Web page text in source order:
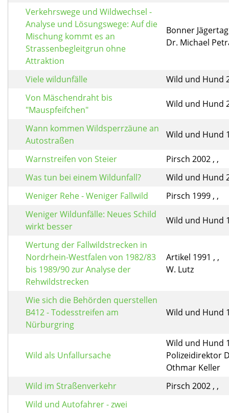
Verkehrswege und Wildwechsel -
Analyse und Lösungswege: Auf die
Mischung kommt es an
Strassenbegleitgrun ohne
Attraktion
Bonner
Dr. Michael
Viele wildunfälle
Wild und Hund
Von Mäschendraht bis
"Mauspfeifchen"
Wild und Hund
Wann kommen Wildsperrzäune an
Autostraßen
Wild und Hund
Warnstreifen von Steier
Pirsch 2002 , ,
Was tun bei einem Wildunfall?
Wild und Hund
Weniger Rehe - Weniger Fallwild
Pirsch 1999 , ,
Weniger Wildunfälle: Neues Schild
wirkt besser
Wild und Hund
Wertung der Fallwildstrecken in
Nordrhein-Westfalen von 1982/83
bis 1989/90 zur Analyse der
Rehwildstrecken
Artikel 1991 , ,
W. Lutz
Wie sich die Behörden querstellen
B412 - Todesstreifen am
Nürburgring
Wild und Hund
Wild als Unfallursache
Wild und Hund
Polizeidirektor
Othmar Keller
Wild im Straßenverkehr
Pirsch 2002 , ,
Wild und Autofahrer - zwei